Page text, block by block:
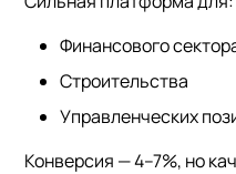
Финансового
Строительства
Управленческих
Конверсия — 4–7%, но